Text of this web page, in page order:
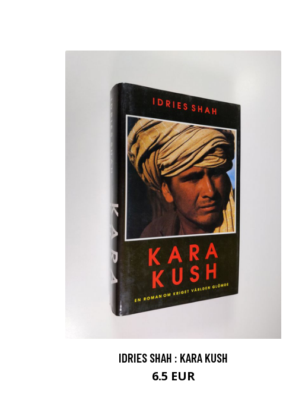
IDRIES SHAH : KARA KUSH
6.5 EUR